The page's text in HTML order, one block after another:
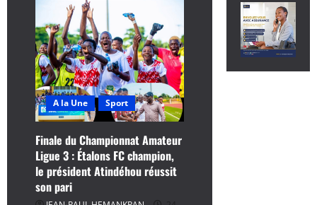
A la Une Sport
Finale du Championnat Amateur
Ligue 3 : Étalons FC champion,
le président Atindéhou réussit
son pari